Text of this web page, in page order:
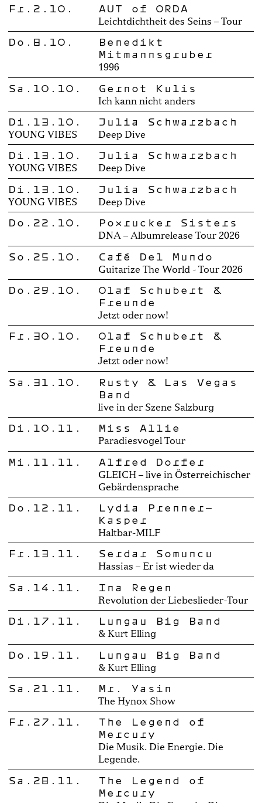
Fr.2.10. AUT of ORDA
Leichtdichtheit des Seins – Tour
Do.8.10.
Benedikt
Mitmannsgruber
1996
Sa.10.10. Gernot Kulis
Ich kann nicht anders
Di.13.10.
YOUNG VIBES
Julia Schwarzbach
Deep Dive
Di.13.10.
YOUNG VIBES
Julia Schwarzbach
Deep Dive
Di.13.10.
YOUNG VIBES
Julia Schwarzbach
Deep Dive
Do.22.10. Poxrucker Sisters
DNA – Albumrelease Tour 2026
So.25.10. Café Del Mundo
Guitarize The World - Tour 2026
Do.29.10.
Olaf Schubert &
Freunde
Jetzt oder now!
Fr.30.10.
Olaf Schubert &
Freunde
Jetzt oder now!
Sa.31.10.
Rusty & Las Vegas
Band
live in der Szene Salzburg
Di.10.11. Miss Allie
Paradiesvogel Tour
Mi.11.11. Alfred Dorfer
GLEICH – live in Österreichischer
Gebärdensprache
Do.12.11.
Lydia Prenner-
Kasper
Haltbar-MILF
Fr.13.11. Serdar Somuncu
Hassias – Er ist wieder da
Sa.14.11. Ina Regen
Revolution der Liebeslieder-Tour
Di.17.11. Lungau Big Band
& Kurt Elling
Do.19.11. Lungau Big Band
& Kurt Elling
Sa.21.11. Mr. Yasin
The Hynox Show
Fr.27.11.
The Legend of
Mercury
Die Musik. Die Energie. Die
Legende.
Sa.28.11.
The Legend of
Mercury